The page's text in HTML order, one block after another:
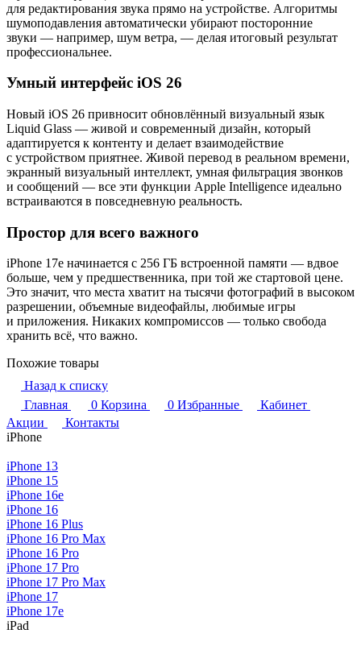
для редактирования звука прямо на устройстве. Алгоритмы
шумоподавления автоматически убирают посторонние
звуки — например, шум ветра, — делая итоговый результат
профессиональнее.
Умный интерфейс iOS 26
Новый iOS 26 привносит обновлённый визуальный язык
Liquid Glass — живой и современный дизайн, который
адаптируется к контенту и делает взаимодействие
с устройством приятнее. Живой перевод в реальном времени,
экранный визуальный интеллект, умная фильтрация звонков
и сообщений — все эти функции Apple Intelligence идеально
встраиваются в повседневную реальность.
Простор для всего важного
iPhone 17e начинается с 256 ГБ встроенной памяти — вдвое
больше, чем у предшественника, при той же стартовой цене.
Это значит, что места хватит на тысячи фотографий в высоком
разрешении, объемные видеофайлы, любимые игры
и приложения. Никаких компромиссов — только свобода
хранить всё, что важно.
Похожие товары
Назад к списку
Главная
0 Корзина 0 Избранные
Кабинет
Акции
Контакты
iPhone
iPhone 13
iPhone 15
iPhone 16e
iPhone 16
iPhone 16 Plus
iPhone 16 Pro Max
iPhone 16 Pro
iPhone 17 Pro
iPhone 17 Pro Max
iPhone 17
iPhone 17e
iPad